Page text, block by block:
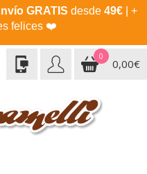
GRATIS desde 49€| +
felices ❤️
0
0,00€